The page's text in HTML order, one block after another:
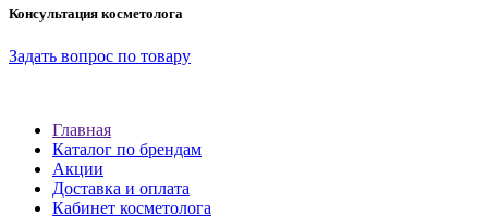
Консультация косметолога
Задать вопрос по товару
Главная
Каталог по брендам
Акции
Доставка и оплата
Кабинет косметолога